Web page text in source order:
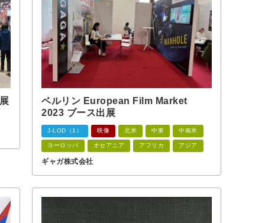
ベルリン European Film Market
2023 ブース出展
J-LOD（1） 映像 北米 中東 中南米
ヨーロッパ オセアニア アフリカ アジア
ギャガ株式会社